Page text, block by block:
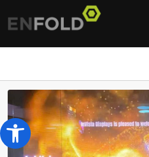
Abrir barra de herramientas